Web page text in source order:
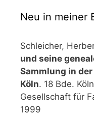
Neu in meiner
Schleicher,
und seine
Sammlung in
Köln. 18 Bde.
Gesellschaft für
1999